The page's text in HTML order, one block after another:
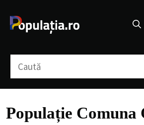
conținut
Populație Comuna